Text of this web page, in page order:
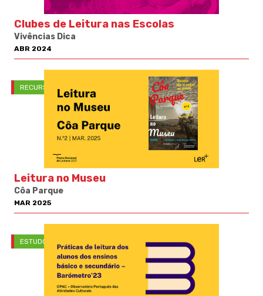
Clubes de Leitura nas Escolas
Vivências Dica
ABR 2024
RECURSOS PNL
Leitura no Museu
Côa Parque
MAR 2025
ESTUDOS